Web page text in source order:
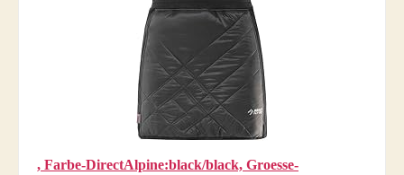
, Farbe-DirectAlpine:black/black, Groesse-